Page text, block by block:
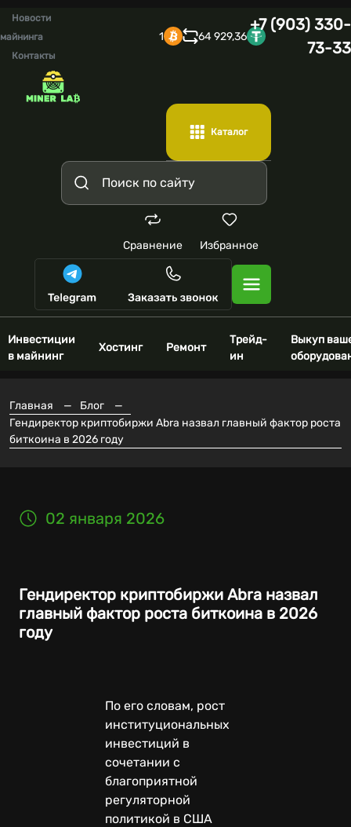
Новости
майнинга
Контакты
1 64 929,36
+7 (903) 330-
73-33
Каталог
Сравнение Избранное
Инвестиции
в майнинг
Хостинг Ремонт
Трейд-
ин
Выкуп
Главная — Блог
—
Гендиректор криптобиржи Abra назвал главный фактор роста
биткоина в 2026 году
02 января 2026
Гендиректор криптобиржи Abra назвал
главный фактор роста биткоина в 2026
году
По его словам, рост
институциональных
инвестиций в
сочетании с
благоприятной
регуляторной
политикой в США